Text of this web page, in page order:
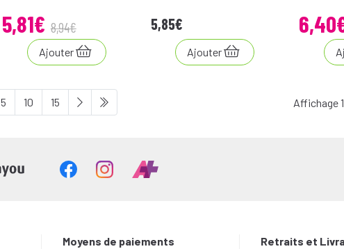
5,81€ 8,94€
Ajouter
5,85€
Ajouter
6,40
Affichage
5 10 15
Moyens de paiements Retraits et